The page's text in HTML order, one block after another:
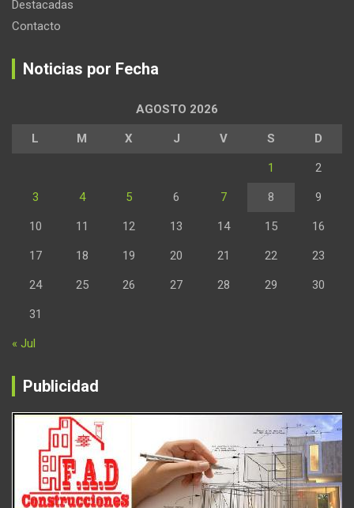
Destacadas
Contacto
Noticias por Fecha
AGOSTO 2026
L M X J V S D
1 2
3 4 5 6 7 8 9
10 11 12 13 14 15 16
17 18 19 20 21 22 23
24 25 26 27 28 29 30
31
« Jul
Publicidad